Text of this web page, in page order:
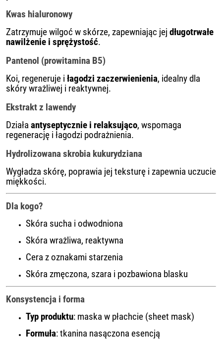
Kwas hialuronowy
Zatrzymuje wilgoć w skórze, zapewniając jej długotrwałe
nawilżenie i sprężystość.
Pantenol (prowitamina B5)
Koi, regeneruje i łagodzi zaczerwienienia, idealny dla
skóry wrażliwej i reaktywnej.
Ekstrakt z lawendy
Działa antyseptycznie i relaksująco, wspomaga
regenerację i łagodzi podrażnienia.
Hydrolizowana skrobia kukurydziana
Wygładza skórę, poprawia jej teksturę i zapewnia uczucie
miękkości.
Dla kogo?
Skóra sucha i odwodniona
Skóra wrażliwa, reaktywna
Cera z oznakami starzenia
Skóra zmęczona, szara i pozbawiona blasku
Konsystencja i forma
Typ produktu: maska w płachcie (sheet mask)
Formuła: tkanina nasączona esencją